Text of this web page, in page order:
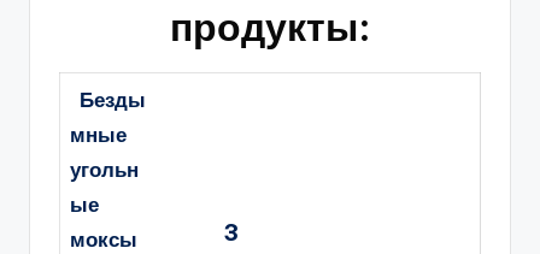
продукты:
Безды
мные
угольн
ые
моксы
3